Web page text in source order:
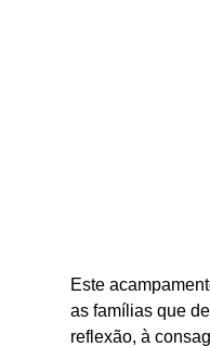
Este
as famílias que
reflexão, à